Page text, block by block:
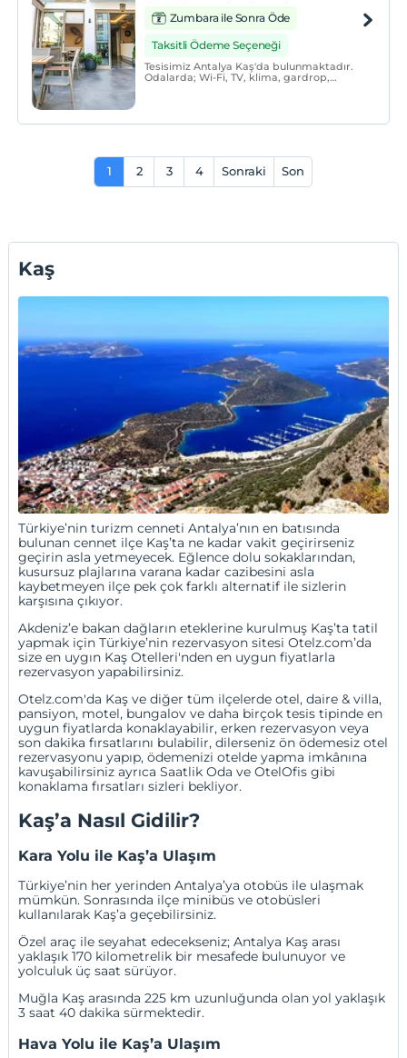
Zumbara ile Sonra Öde
Taksitli Ödeme Seçeneği
Tesisimiz Antalya Kaş'da bulunmaktadır.
Odalarda; Wi-Fi, TV, klima, gardrop,
1 2 3 4 Sonraki Son
Kaş
Türkiye’nin turizm cenneti Antalya’nın en batısında
bulunan cennet ilçe Kaş’ta ne kadar vakit geçirirseniz
geçirin asla yetmeyecek. Eğlence dolu sokaklarından,
kusursuz plajlarına varana kadar cazibesini asla
kaybetmeyen ilçe pek çok farklı alternatif ile sizlerin
karşısına çıkıyor.
Akdeniz’e bakan dağların eteklerine kurulmuş Kaş’ta tatil
yapmak için Türkiye’nin rezervasyon sitesi Otelz.com’da
size en uygın Kaş Otelleri'nden en uygun fiyatlarla
rezervasyon yapabilirsiniz.
Otelz.com'da Kaş ve diğer tüm ilçelerde otel, daire &villa,
pansiyon, motel, bungalov ve daha birçok tesis tipinde en
uygun fiyatlarda konaklayabilir,erken rezervasyon veya
son dakika fırsatlarını bulabilir, dilersenizön ödemesiz otel
rezervasyonu yapıp, ödemenizi otelde yapma imkânına
kavuşabilirsiniz ayrıcaSaatlik Oda veOtelOfis gibi
konaklama fırsatları sizleri bekliyor.
Kaş’a Nasıl Gidilir?
Kara Yolu ile Kaş’a Ulaşım
Türkiye’nin her yerindenAntalya’ya otobüs ile ulaşmak
mümkün. Sonrasında ilçe minibüs ve otobüsleri
kullanılarak Kaş’a geçebilirsiniz.
Özel araç ile seyahat edecekseniz; Antalya Kaş arası
yaklaşık 170 kilometrelik bir mesafede bulunuyor ve
yolculuk üç saat sürüyor.
Muğla Kaş arasında 225 km uzunluğunda olan yol yaklaşık
3 saat 40 dakika sürmektedir.
Hava Yolu ile Kaş’a Ulaşım